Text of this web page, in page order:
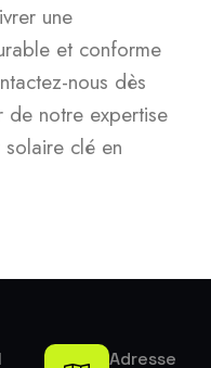
une
et conforme
nous dès
de notre expertise
clé en
Adresse